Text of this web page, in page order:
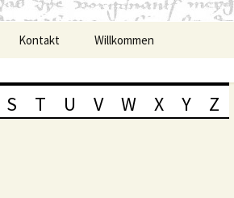
Kontakt Willkommen
S T U V W X Y Z